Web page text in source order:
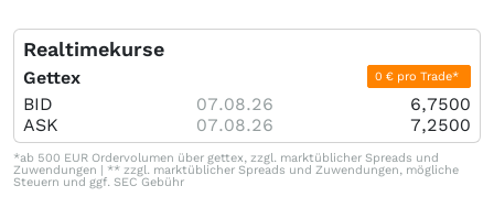
Realtimekurse
Gettex 0 € pro Trade*
BID 07.08.26
6,7500
ASK
07.08.26 7,2500
*ab 500 EUR Ordervolumen über gettex, zzgl. marktüblicher Spreads und
Zuwendungen | ** zzgl. marktüblicher Spreads und Zuwendungen, mögliche
Steuern und ggf. SEC Gebühr